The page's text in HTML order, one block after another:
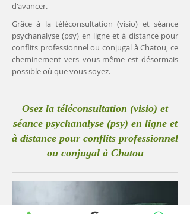
d'avancer.
Grâce à la téléconsultation (visio) et séance
psychanalyse (psy) en ligne et à distance pour
conflits professionnel ou conjugal à Chatou, ce
cheminement vers vous-même est désormais
possible où que vous soyez.
Osez la téléconsultation (visio) et
séance psychanalyse (psy) en ligne et
à distance pour conflits professionnel
ou conjugal à Chatou